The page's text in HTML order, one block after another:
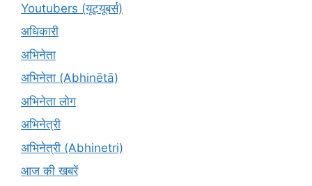
Youtubers (यूट्यूबर्स)
अधिकारी
अभिनेता
अभिनेता (Abhinētā)
अभिनेता लोग
अभिनेत्री
अभिनेत्री (Abhinetri)
आज की खबरें